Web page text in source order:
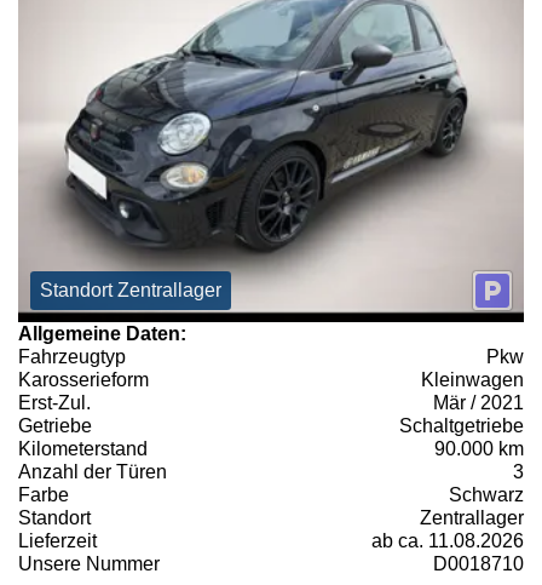
Standort Zentrallager
Allgemeine Daten:
Fahrzeugtyp
Pkw
Karosserieform
Kleinwagen
Erst-Zul.
Mär / 2021
Getriebe
Schaltgetriebe
Kilometerstand
90.000 km
Anzahl der Türen
3
Farbe
Schwarz
Standort
Zentrallager
Lieferzeit
ab ca. 11.08.2026
Unsere Nummer
D0018710